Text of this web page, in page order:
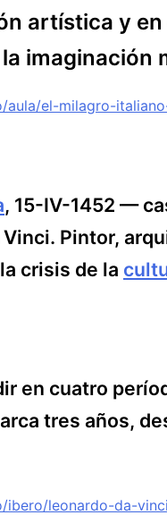
artística y
imaginación
el-milagro-
, 15-IV-1452 —
Vinci. Pintor,
crisis de la
en cuatro
tres años,
ibero/leonardo-da-vinci